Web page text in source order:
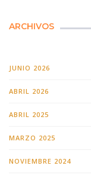
ARCHIVOS
JUNIO 2026
ABRIL 2026
ABRIL 2025
MARZO 2025
NOVIEMBRE 2024